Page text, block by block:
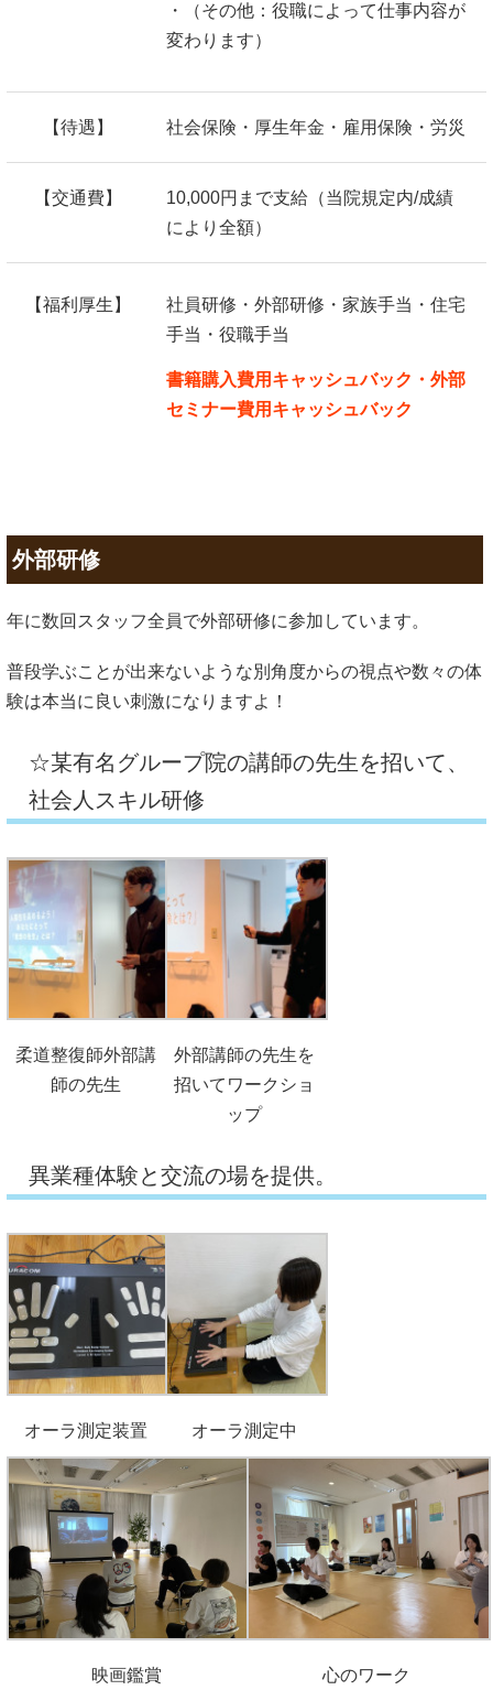
・（その他：役職によって仕事内容が
変わります）
【待遇】 社会保険・厚生年金・雇用保険・労災
【交通費】
10,000円まで支給（当院規定内/成績
により全額）
【福利厚生】
社員研修・外部研修・家族手当・住宅
手当・役職手当
書籍購入費用キャッシュバック・外部
セミナー費用キャッシュバック
外部研修
年に数回スタッフ全員で外部研修に参加しています。
普段学ぶことが出来ないような別角度からの視点や数々の体
験は本当に良い刺激になりますよ！
☆某有名グループ院の講師の先生を招いて、
社会人スキル研修
柔道整復師外部講
師の先生
外部講師の先生を
招いてワークショ
ップ
異業種体験と交流の場を提供。
オーラ測定装置 オーラ測定中
映画鑑賞 心のワーク